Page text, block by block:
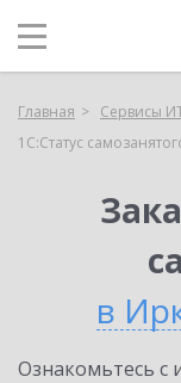
Главная Сервисы
1С:Статус
в
Ознакомьтесь